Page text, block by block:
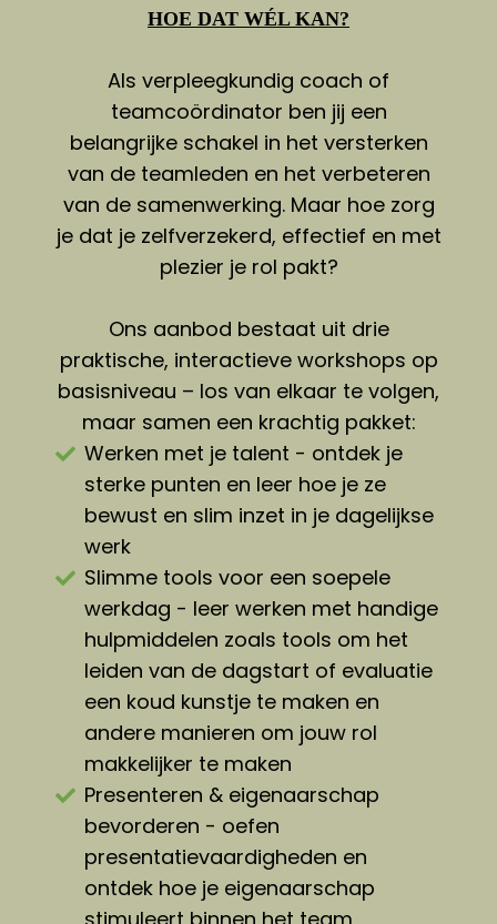
HOE DAT WÉL KAN?
Als verpleegkundig coach of
teamcoördinator ben jij een
belangrijke schakel in het versterken
van de teamleden en het verbeteren
van de samenwerking. Maar hoe zorg
je dat je zelfverzekerd, effectief en met
plezier je rol pakt?
Ons aanbod bestaat uit drie
praktische, interactieve workshops op
basisniveau – los van elkaar te volgen,
maar samen een krachtig pakket:
Werken met je talent - ontdek je
sterke punten en leer hoe je ze
bewust en slim inzet in je dagelijkse
werk
Slimme tools voor een soepele
werkdag - leer werken met handige
hulpmiddelen zoals tools om het
leiden van de dagstart of evaluatie
een koud kunstje te maken en
andere manieren om jouw rol
makkelijker te maken
Presenteren & eigenaarschap
bevorderen - oefen
presentatievaardigheden en
ontdek hoe je eigenaarschap